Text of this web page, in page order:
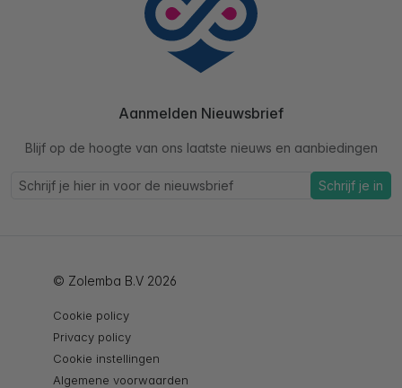
Aanmelden Nieuwsbrief
Blijf op de hoogte van ons laatste nieuws en aanbiedingen
Schrijf je in
© Zolemba B.V 2026
Cookie policy
Privacy policy
Cookie instellingen
Algemene voorwaarden